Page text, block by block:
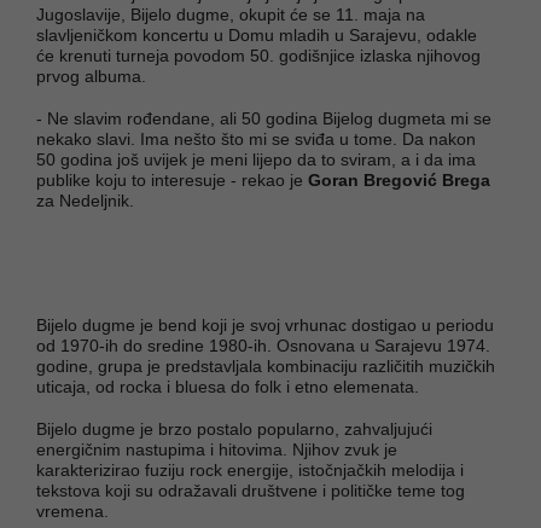
Jugoslavije, Bijelo dugme, okupit će se 11. maja na
slavljeničkom koncertu u Domu mladih u Sarajevu, odakle
će krenuti turneja povodom 50. godišnjice izlaska njihovog
prvog albuma.
- Ne slavim rođendane, ali 50 godina Bijelog dugmeta mi se
nekako slavi. Ima nešto što mi se sviđa u tome. Da nakon
50 godina još uvijek je meni lijepo da to sviram, a i da ima
publike koju to interesuje - rekao je Goran Bregović Brega
za Nedeljnik.
Bijelo dugme je bend koji je svoj vrhunac dostigao u periodu
od 1970-ih do sredine 1980-ih. Osnovana u Sarajevu 1974.
godine, grupa je predstavljala kombinaciju različitih muzičkih
uticaja, od rocka i bluesa do folk i etno elemenata.
Bijelo dugme je brzo postalo popularno, zahvaljujući
energičnim nastupima i hitovima. Njihov zvuk je
karakterizirao fuziju rock energije, istočnjačkih melodija i
tekstova koji su odražavali društvene i političke teme tog
vremena.